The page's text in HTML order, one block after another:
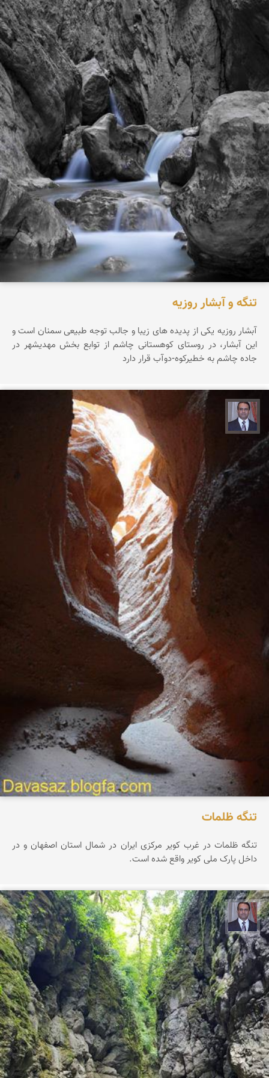
تنگه و آبشار روزیه
آبشار روزيه يکی از پديده های زيبا و جالب توجه طبيعی سمنان است و
اين آبشار، در روستای کوهستانی چاشم از توابع بخش مهديشهر در
جاده چاشم به خطیرکوه-دوآب قرار دارد
نادر چقاجردی
تنگه ظلمات
تنگه ظلمات در غرب کویر مرکزی ایران در شمال استان اصفهان و در
داخل پارک ملی کویر واقع شده است.
نادر چقاجردی